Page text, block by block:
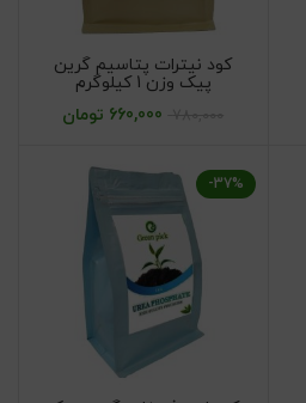
کود نیترات پتاسیم گرین
پیک وزن 1 کیلوگرم
660,000 تومان
-37%